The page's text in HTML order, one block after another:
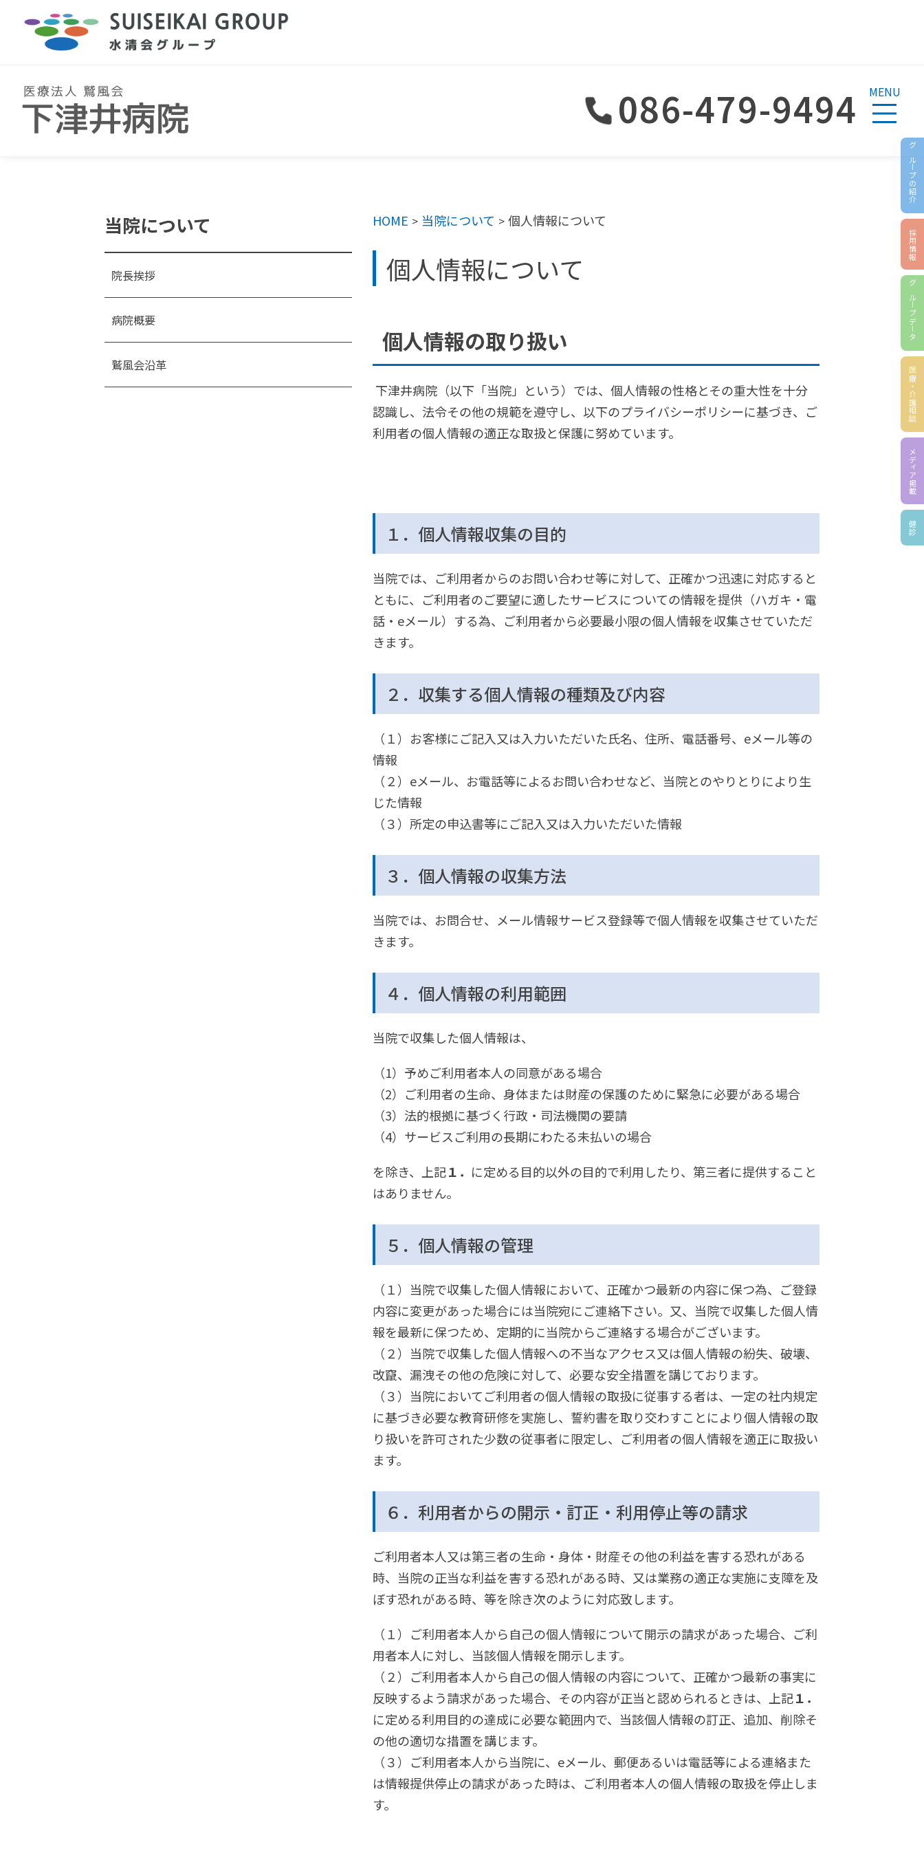
086-479-9494 MENU
グループの紹介
採用情報
グループデータ
医療・介護相談
メディア掲載
健診
当院について
院長挨拶
病院概要
鷲風会沿革
HOME > 当院について > 個人情報について
個人情報について
個人情報の取り扱い
下津井病院（以下「当院」という）では、個人情報の性格とその重大性を十分
認識し、法令その他の規範を遵守し、以下のプライバシーポリシーに基づき、ご
利用者の個人情報の適正な取扱と保護に努めています。
１．個人情報収集の目的
当院では、ご利用者からのお問い合わせ等に対して、正確かつ迅速に対応すると
ともに、ご利用者のご要望に適したサービスについての情報を提供（ハガキ・電
話・eメール）する為、ご利用者から必要最小限の個人情報を収集させていただ
きます。
２．収集する個人情報の種類及び内容
（１）お客様にご記入又は入力いただいた氏名、住所、電話番号、eメール等の
情報
（２）eメール、お電話等によるお問い合わせなど、当院とのやりとりにより生
じた情報
（３）所定の申込書等にご記入又は入力いただいた情報
３．個人情報の収集方法
当院では、お問合せ、メール情報サービス登録等で個人情報を収集させていただ
きます。
４．個人情報の利用範囲
当院で収集した個人情報は、
（1）予めご利用者本人の同意がある場合
（2）ご利用者の生命、身体または財産の保護のために緊急に必要がある場合
（3）法的根拠に基づく行政・司法機関の要請
（4）サービスご利用の長期にわたる未払いの場合
を除き、上記１． に定める目的以外の目的で利用したり、第三者に提供すること
はありません。
５．個人情報の管理
（１）当院で収集した個人情報において、正確かつ最新の内容に保つ為、ご登録
内容に変更があった場合には当院宛にご連絡下さい。又、当院で収集した個人情
報を最新に保つため、定期的に当院からご連絡する場合がございます。
（２）当院で収集した個人情報への不当なアクセス又は個人情報の紛失、破壊、
改竄、漏洩その他の危険に対して、必要な安全措置を講じております。
（３）当院においてご利用者の個人情報の取扱に従事する者は、一定の社内規定
に基づき必要な教育研修を実施し、誓約書を取り交わすことにより個人情報の取
り扱いを許可された少数の従事者に限定し、ご利用者の個人情報を適正に取扱い
ます。
６．利用者からの開示・訂正・利用停止等の請求
ご利用者本人又は第三者の生命・身体・財産その他の利益を害する恐れがある
時、当院の正当な利益を害する恐れがある時、又は業務の適正な実施に支障を及
ぼす恐れがある時、等を除き次のように対応致します。
（１）ご利用者本人から自己の個人情報について開示の請求があった場合、ご利
用者本人に対し、当該個人情報を開示します。
（２）ご利用者本人から自己の個人情報の内容について、正確かつ最新の事実に
反映するよう請求があった場合、その内容が正当と認められるときは、上記１．
に定める利用目的の達成に必要な範囲内で、当該個人情報の訂正、追加、削除そ
の他の適切な措置を講じます。
（３）ご利用者本人から当院に、eメール、郵便あるいは電話等による連絡また
は情報提供停止の請求があった時は、ご利用者本人の個人情報の取扱を停止しま
す。